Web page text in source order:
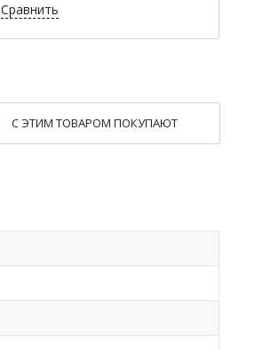
Сравнить
С ЭТИМ ТОВАРОМ ПОКУПАЮТ